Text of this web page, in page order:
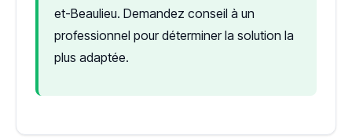
et-Beaulieu. Demandez conseil à un
professionnel pour déterminer la solution la
plus adaptée.